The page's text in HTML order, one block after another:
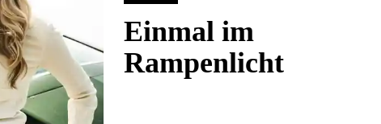
Einmal im
Rampenlicht